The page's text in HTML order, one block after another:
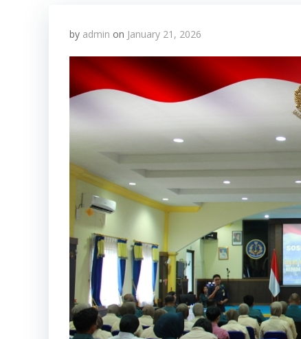
by admin on January 21, 2026